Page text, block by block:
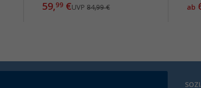
59,99 €UVP84,99 € ab